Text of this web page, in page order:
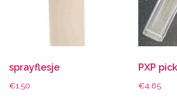
sprayflesje
€1.50
PXP
€4.65